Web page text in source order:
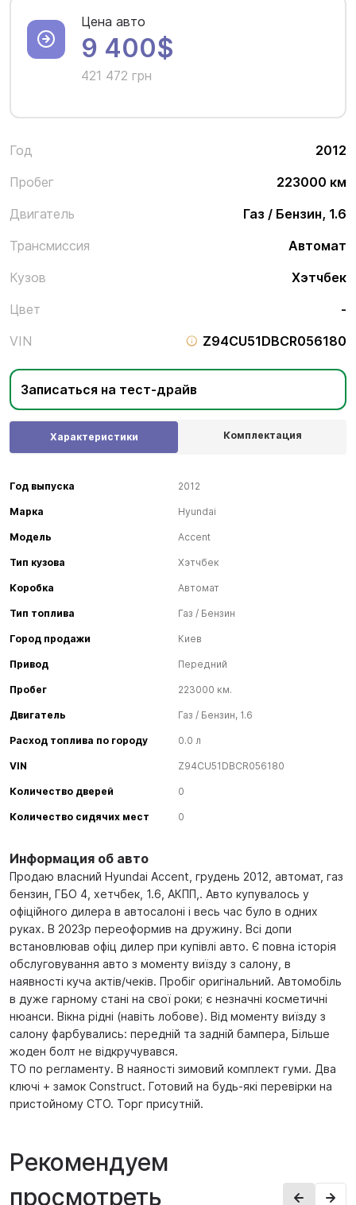
Год
2012
Пробег
223000 км
Двигатель
Газ / Бензин, 1.6
Трансмиссия
Автомат
Кузов
Хэтчбек
Цвет
-
VIN
Z94CU51DBCR056180
Записаться на тест-драйв
Цена авто
9 400$
421 472 грн
Информация об авто
Продаю власний Hyundai Accent, грудень 2012, автомат, газ
бензин, ГБО 4, хетчбек, 1.6, АКПП,. Авто купувалось у
офіційного дилера в автосалоні і весь час було в одних
руках. В 2023р переоформив на дружину. Всі допи
встановлював офіц дилер при купівлі авто. Є повна історія
обслуговування авто з моменту виїзду з салону, в
наявності куча актів/чеків. Пробіг оригінальний. Автомобіль
в дуже гарному стані на свої роки; є незначні косметичні
нюанси. Вікна рідні (навіть лобове). Від моменту виїзду з
салону фарбувались: передній та задній бампера, Більше
жоден болт не відкручувався.
ТО по регламенту. В наяності зимовий комплект гуми. Два
ключі + замок Construct. Готовий на будь-які перевірки на
пристойному СТО. Торг присутній.
Характеристики Комплектация
Год выпуска 2012
Марка Hyundai
Модель Accent
Тип кузова Хэтчбек
Коробка Автомат
Тип топлива Газ / Бензин
Город продажи Киев
Привод Передний
Пробег 223000 км.
Двигатель Газ / Бензин, 1.6
Расход топлива по городу 0.0 л
VIN Z94CU51DBCR056180
Количество дверей 0
Количество сидячих мест 0
Рекомендуем
просмотреть